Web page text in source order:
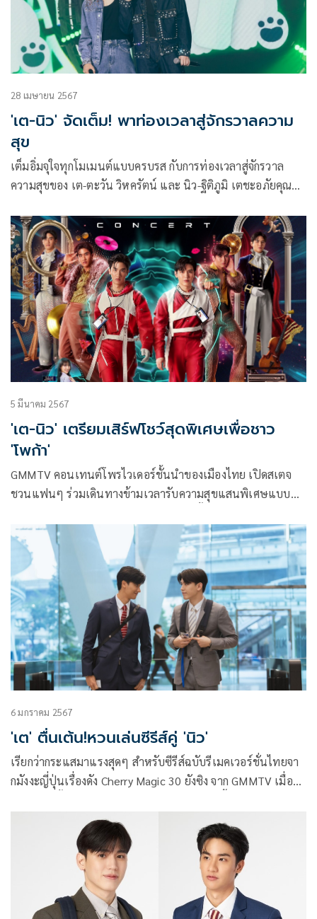
28 เมษายน 2567
'เต-นิว' จัดเต็ม! พาท่องเวลาสู่จักรวาลความ
สุข
เต็มอิ่มจุใจทุกโมเมนต์แบบครบรส กับการท่องเวลาสู่จักรวาล
ความสุขของ เต-ตะวัน วิหครัตน์ และ นิว-ฐิติภูมิ เตชะอภัยคุณ
พาเหล่าแฟนคลับร่วมเดินทางรับความสนุกแบบฉ่ำๆ ไปกับโชว์
สุดเอ็กซ์คลูซีฟ ท่ามกลางบรรยากาศแสง สี เสียง สุดอลังการ
ตระการตา ที่ เต-นิว ใส่เต็มทุกเอ็นเนอร์จี้
5 มีนาคม 2567
'เต-นิว' เตรียมเสิร์ฟโชว์สุดพิเศษเพื่อชาว
'โพก้า'
GMMTV คอนเทนต์โพรไวเดอร์ชั้นนำของเมืองไทย เปิดสเตจ
ชวนแฟนๆ ร่วมเดินทางข้ามเวลารับความสุขแสนพิเศษแบบ
รัตน์ และ นิว-ฐิติภูมิ เตชะอภัยคุณ ในงาน POLCA TIME
TRAVELING CONCERT ที่จัดหนักจัดเต็มเสิร์ฟความสนุกพร้อม
เนรมิตโชว์สุดอลังการตระการตา จากคอนเซ็ปต์ TI ME
TRAVELING สู่จักรวาลความสุขของ เต-นิว ที่เตรียมขนมาสร้าง
รอยยิ้มให้เหล่า #โพก้า (POLCA : ชื่อแฟนด้อม) ได้ฟินกันแบบจุ
ใจ
6 มกราคม 2567
'เต' ตื่นเต้น!หวนเล่นซีรีส์คู่ 'นิว'
เรียกว่ากระแสมาแรงสุดๆ สำหรับซีรีส์ฉบับรีเมคเวอร์ชั่นไทยจา
กมังงะญี่ปุ่นเรื่องดัง Cherry Magic 30 ยังซิง จาก GMMTV เมื่อ
ไปเพียงไม่กี่ EP ก็โกยคะแนนความนิยมจากแฟนๆ อย่าง
ล้นหลาม ฟินจัดเต็มดันแฮชแท็ก #CherryMagicTH พุ่งติดเท
รนด์ X อันดับ 1 ในประเทศไทย, อินโดนีเซีย, ฟิลิปปินส์,
สิงคโปร์ และอันดับอื่นๆ อีกหลายพื้นที่ ในทุก EP. ที่ออกอากาศ